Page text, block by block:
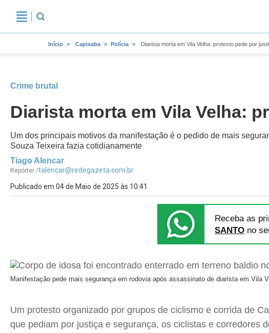
Início Capixaba Polícia Diarista morta em Vila Velha: protesto pede por
Crime brutal
Diarista morta em Vila Velha:
Um dos principais motivos da manifestação é o pedido de mais
Souza Teixeira fazia cotidianamente
Tiago Alencar
Repórter /talencar@redegazeta.com.br
Publicado em 04 de Maio de 2025 às 10:41
Receba as
SANTO no
Manifestação pede mais segurança em rodovia após assassinato de diarista em Vila
Um protesto organizado por grupos de ciclismo e corrida de
que pediam por justiça e segurança, os ciclistas e corredores